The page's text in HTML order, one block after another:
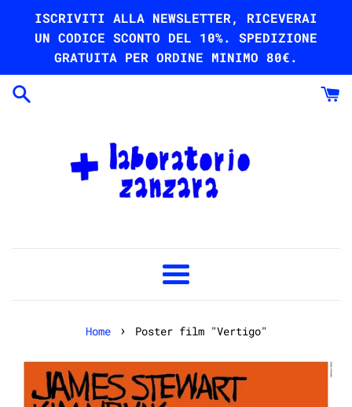
direttamente
contenuti
ISCRIVITI ALLA NEWSLETTER, RICEVERAI
UN CODICE SCONTO DEL 10%. SPEDIZIONE
GRATUITA PER ORDINE MINIMO 80€.
Menu
Home › Poster film "Vertigo"